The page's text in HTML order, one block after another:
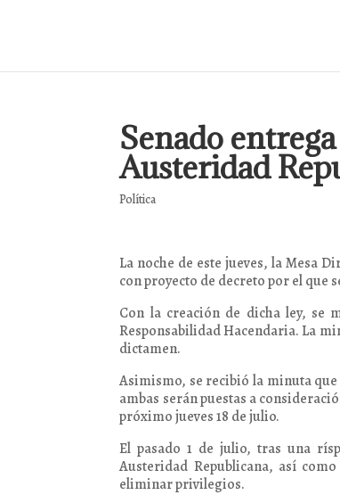
Senado
Austeridad
Política
La noche de este jueves, la Mesa
con proyecto de decreto por el que
Con la creación de dicha ley, se
Responsabilidad Hacendaria. La
dictamen.
Asimismo, se recibió la minuta
ambas serán puestas a
próximo jueves 18 de julio.
El pasado 1 de julio, tras una
Austeridad Republicana, así
eliminar privilegios.